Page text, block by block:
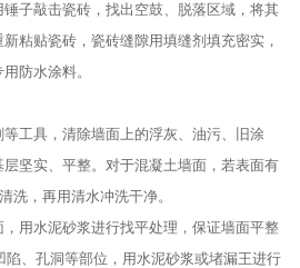
子敲击瓷砖，找出空鼓、脱落区域，将其
粘贴瓷砖，瓷砖缝隙用填缝剂填充密实，
防水涂料。​
工具，清除墙面上的浮灰、油污、旧涂
坚实、平整。对于混凝土墙面，若表面有
洗，再用清水冲洗干净。​
用水泥砂浆进行找平处理，保证墙面平整
陷、孔洞等部位，用水泥砂浆或堵漏王进行